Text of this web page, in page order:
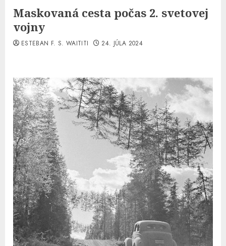
Maskovaná cesta počas 2. svetovej
vojny
ESTEBAN F. S. WAITITI 24. JÚLA 2024